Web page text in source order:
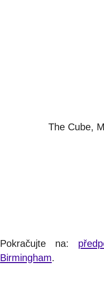
The Cube,
Pokračujte na:
Birmingham.